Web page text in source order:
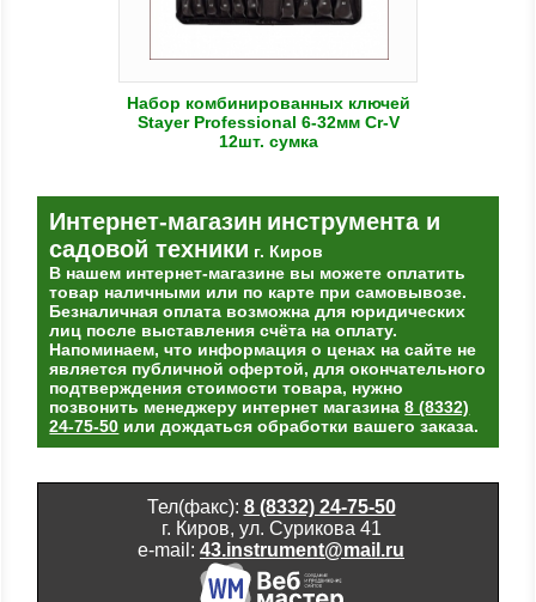
Набор комбинированных ключей
Stayer Professional 6-32мм Cr-V
12шт. сумка
Интернет-магазин инструмента и
садовой техники г. Киров
В нашем интернет-магазине вы можете оплатить
товар наличными или по карте при самовывозе.
Безналичная оплата возможна для юридических
лиц после выставления счёта на оплату.
Напоминаем, что информация о ценах на сайте не
является публичной офертой, для окончательного
подтверждения стоимости товара, нужно
позвонить менеджеру интернет магазина8 (8332)
24-75-50 или дождаться обработки вашего заказа.
Тел(факс): 8 (8332) 24-75-50
г. Киров, ул. Сурикова 41
e-mail: 43.instrument@mail.ru